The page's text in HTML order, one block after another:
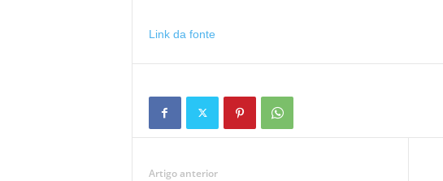
Link da fonte
Artigo anterior